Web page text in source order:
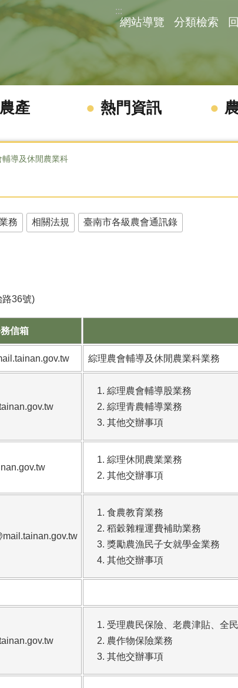
:::
網站導覽 分類檢索
產 熱門資訊
輔導及休閒農業科
務 相關法規 臺南市各級農會通訊錄
路36號)
信箱
綜理農會輔導及休閒農業科業務
綜理農會輔導股業務
綜理青農輔導業務
其他交辦事項
綜理休閒農業業務
其他交辦事項
食農教育業務
稻穀雜糧運費補助業務
獎勵農漁民子女就學金業務
其他交辦事項
受理農民保險、老農津貼、全
農作物保險業務
其他交辦事項